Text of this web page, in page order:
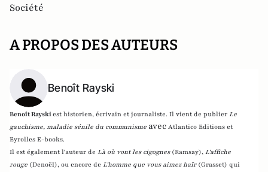
Société
A PROPOS DES AUTEURS
Benoît Rayski
Benoît Rayskiest historien, écrivain et journaliste. Il vient de publier Le
gauchisme, maladie sénile du communisme avec Atlantico Editions et
Eyrolles E-books.
Il est également l'auteur de Là où vont les cigognes (Ramsay), L'affiche
rouge (Denoël), ou encore de L'homme que vous aimez haïr (Grasset) qui